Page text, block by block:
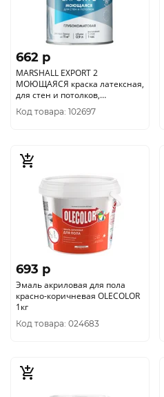
662 p
MARSHALL EXPORT 2
МОЮЩАЯСЯ краска латексная,
для стен и потолков,
глубокоматовая, база BW (0,
9л)
Код товара: 102697
693 p
Эмаль акриловая для пола
красно-коричневая OLECOLOR
1кг
Код товара: 024683